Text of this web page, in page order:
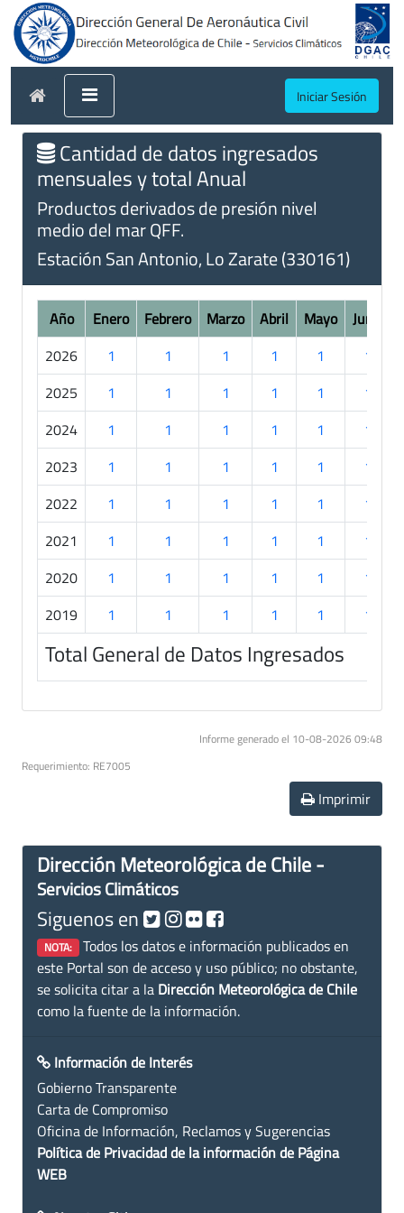
Iniciar Sesión
Cantidad de datos ingresados
mensuales y total Anual
Productos derivados de presión nivel
medio del mar QFF.
Estación San Antonio, Lo Zarate (330161)
Año Enero Febrero Marzo Abril Mayo Junio
2026
1 1 1 1 1
1
2025
1 1 1 1 1
1
2024
1 1 1 1 1
1
2023
1 1 1 1 1
1
2022
1 1 1 1 1
1
2021
1 1 1 1 1
1
2020
1 1 1 1 1
1
2019
1 1 1 1 1 1
Total General de Datos Ingresados
Informe generado el 10-08-2026 09:48
Requerimiento: RE7005
Imprimir
Dirección Meteorológica de Chile -
Servicios Climáticos
Siguenos en
NOTA: Todos los datos e información publicados en
este Portal son de acceso y uso público; no obstante,
se solicita citar a la Dirección Meteorológica de Chile
como la fuente de la información.
Información de Interés
Gobierno Transparente
Carta de Compromiso
Oficina de Información, Reclamos y Sugerencias
Política de Privacidad de la información de Página
WEB